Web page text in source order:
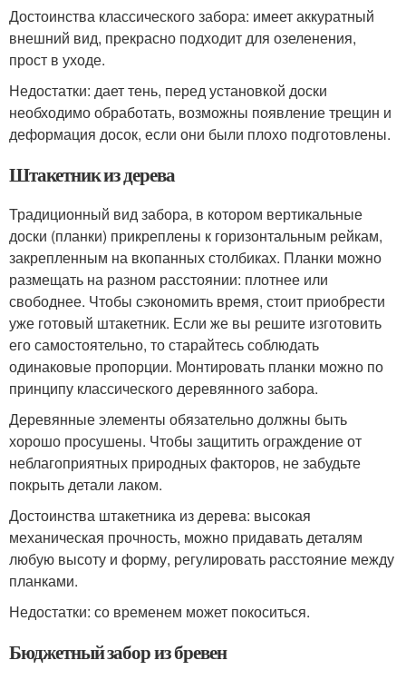
Достоинства классического забора: имеет аккуратный
внешний вид, прекрасно подходит для озеленения,
прост в уходе.
Недостатки: дает тень, перед установкой доски
необходимо обработать, возможны появление трещин и
деформация досок, если они были плохо подготовлены.
Штакетник из дерева
Традиционный вид забора, в котором вертикальные
доски (планки) прикреплены к горизонтальным рейкам,
закрепленным на вкопанных столбиках. Планки можно
размещать на разном расстоянии: плотнее или
свободнее. Чтобы сэкономить время, стоит приобрести
уже готовый штакетник. Если же вы решите изготовить
его самостоятельно, то старайтесь соблюдать
одинаковые пропорции. Монтировать планки можно по
принципу классического деревянного забора.
Деревянные элементы обязательно должны быть
хорошо просушены. Чтобы защитить ограждение от
неблагоприятных природных факторов, не забудьте
покрыть детали лаком.
Достоинства штакетника из дерева: высокая
механическая прочность, можно придавать деталям
любую высоту и форму, регулировать расстояние между
планками.
Недостатки: со временем может покоситься.
Бюджетный забор из бревен